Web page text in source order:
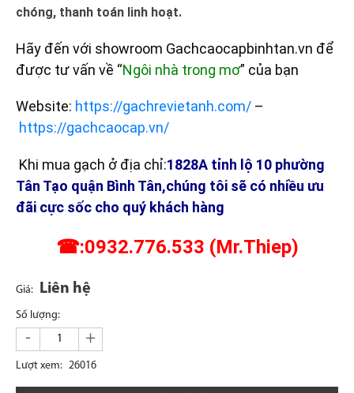
chóng, thanh toán linh hoạt.
Hãy đến với showroom Gachcaocapbinhtan.vn để
được tư vấn về “Ngôi nhà trong mơ” của bạn
Website: https://gachrevietanh.com/ –
https://gachcaocap.vn/
Khi mua gạch ở địa chỉ:1828A tỉnh lộ 10 phường
Tân Tạo quận Bình Tân,chúng tôi sẽ có nhiều ưu
đãi cực sốc cho quý khách hàng
☎:0932.776.533 (Mr.Thiep)
Giá: Liên hệ
Số lượng:
- +
Lượt xem: 26016